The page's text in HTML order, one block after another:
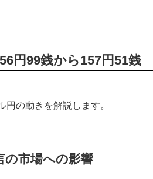
円99銭から157円51銭
円の動きを解説します。
の市場への影響